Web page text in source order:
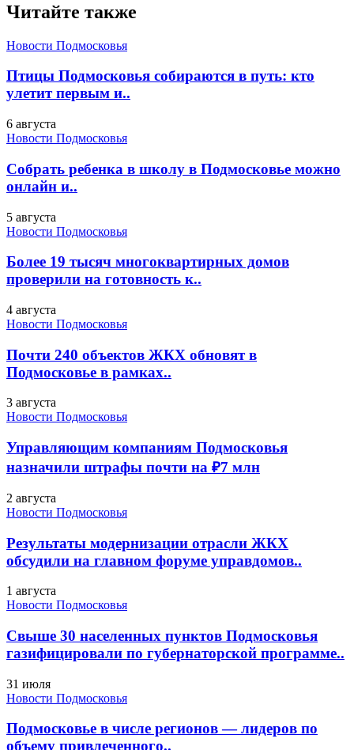
Читайте также
Новости Подмосковья
Птицы Подмосковья собираются в путь: кто
улетит первым и..
6 августа
Новости Подмосковья
Собрать ребенка в школу в Подмосковье можно
онлайн и..
5 августа
Новости Подмосковья
Более 19 тысяч многоквартирных домов
проверили на готовность к..
4 августа
Новости Подмосковья
Почти 240 объектов ЖКХ обновят в
Подмосковье в рамках..
3 августа
Новости Подмосковья
Управляющим компаниям Подмосковья
назначили штрафы почти на ₽7 млн
2 августа
Новости Подмосковья
Результаты модернизации отрасли ЖКХ
обсудили на главном форуме управдомов..
1 августа
Новости Подмосковья
Свыше 30 населенных пунктов Подмосковья
газифицировали по губернаторской программе..
31 июля
Новости Подмосковья
Подмосковье в числе регионов — лидеров по
объему привлеченного..